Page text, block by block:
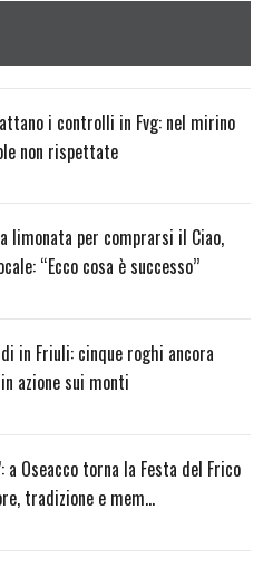
i controlli in Fvg: nel mirino
non rispettate
limonata per comprarsi il Ciao,
“Ecco cosa è successo”
in Friuli: cinque roghi ancora
azione sui monti
a Oseacco torna la Festa del Frico
tradizione e mem…